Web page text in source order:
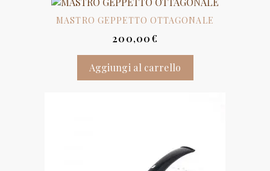
MASTRO GEPPETTO OTTAGONALE
200,00€
Aggiungi al carrello